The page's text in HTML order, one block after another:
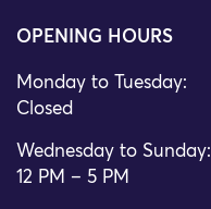
OPENING HOURS
Monday to Tuesday:
Closed
Wednesday to Sunday:
12 PM – 5 PM